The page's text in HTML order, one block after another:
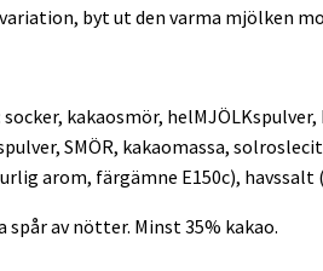
byt ut den varma mjölken
kakaosmör,
SMÖR, kakaomassa,
arom, färgämne E150c),
spår av nötter. Minst 35% kakao.